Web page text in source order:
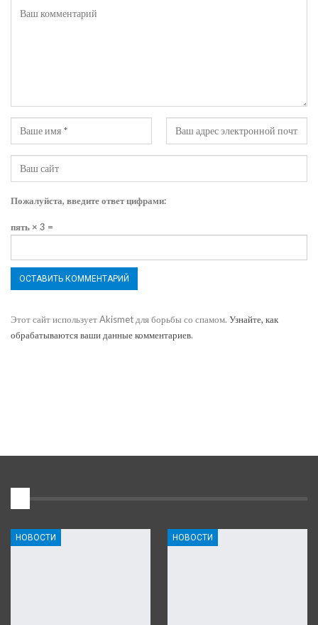
Пожалуйста, введите ответ цифрами:
пять × 3 =
Этот сайт использует Akismet для борьбы со спамом. Узнайте, как
обрабатываются ваши данные комментариев.
НОВОСТИ НОВОСТИ